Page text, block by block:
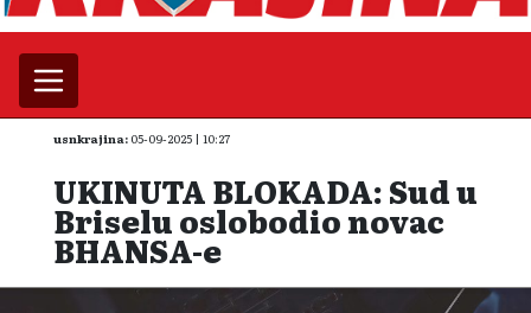
usnkrajina: 05-09-2025 | 10:27
UKINUTA BLOKADA: Sud u
Briselu oslobodio novac
BHANSA-e